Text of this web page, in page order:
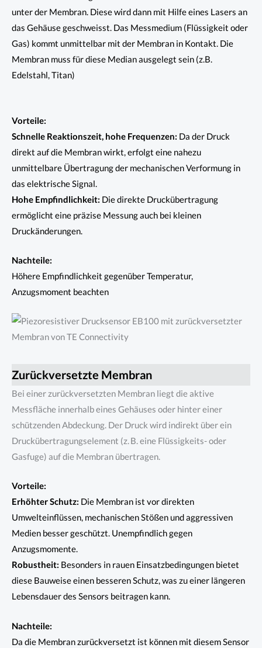
unter der Membran. Diese wird dann mit Hilfe eines Lasers an
das Gehäuse geschweisst. Das Messmedium (Flüssigkeit oder
Gas) kommt unmittelbar mit der Membran in Kontakt. Die
Membran muss für diese Median ausgelegt sein (z.B.
Edelstahl, Titan)
Vorteile:
Schnelle Reaktionszeit, hohe Frequenzen: Da der Druck
direkt auf die Membran wirkt, erfolgt eine nahezu
unmittelbare Übertragung der mechanischen Verformung in
das elektrische Signal.
Hohe Empfindlichkeit: Die direkte Druckübertragung
ermöglicht eine präzise Messung auch bei kleinen
Druckänderungen.
Nachteile:
Höhere Empfindlichkeit gegenüber Temperatur,
Anzugsmoment beachten
Zurückversetzte Membran
Bei einer zurückversetzten Membran liegt die aktive
Messfläche innerhalb eines Gehäuses oder hinter einer
schützenden Abdeckung. Der Druck wird indirekt über ein
Druckübertragungselement (z. B. eine Flüssigkeits- oder
Gasfuge) auf die Membran übertragen.
Vorteile:
Erhöhter Schutz: Die Membran ist vor direkten
Umwelteinflüssen, mechanischen Stößen und aggressiven
Medien besser geschützt. Unempfindlich gegen
Anzugsmomente.
Robustheit: Besonders in rauen Einsatzbedingungen bietet
diese Bauweise einen besseren Schutz, was zu einer längeren
Lebensdauer des Sensors beitragen kann.
Nachteile:
Da die Membran zurückversetzt ist können mit diesem Sensor